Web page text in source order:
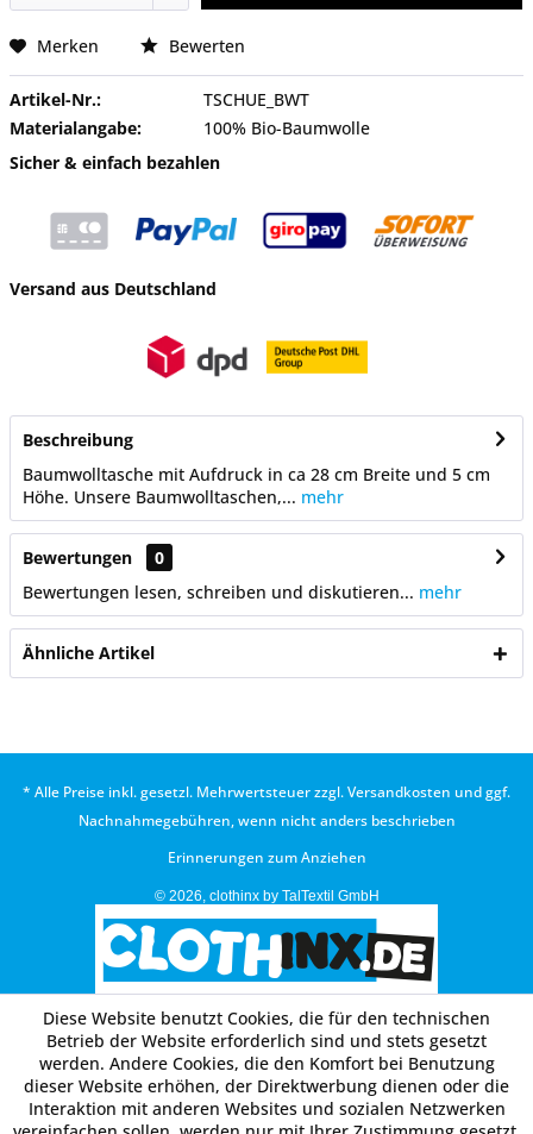
Merken Bewerten
Artikel-Nr.:
TSCHUE_BWT
Materialangabe:
100% Bio-Baumwolle
Sicher & einfach bezahlen
Versand aus Deutschland
Beschreibung
Baumwolltasche mit Aufdruck in ca 28 cm Breite und 5 cm
Höhe. Unsere Baumwolltaschen,... mehr
Bewertungen
0
Bewertungen lesen, schreiben und diskutieren... mehr
Ähnliche Artikel
* Alle Preise inkl. gesetzl. Mehrwertsteuer zzgl.Versandkosten und ggf.
Nachnahmegebühren, wenn nicht anders beschrieben
Erinnerungen zum Anziehen
© 2026, clothinx by TalTextil GmbH
Diese Website benutzt Cookies, die für den technischen
Betrieb der Website erforderlich sind und stets gesetzt
werden. Andere Cookies, die den Komfort bei Benutzung
dieser Website erhöhen, der Direktwerbung dienen oder die
Interaktion mit anderen Websites und sozialen Netzwerken